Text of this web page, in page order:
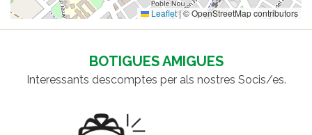
Leaflet |© OpenStreetMap contributors
BOTIGUES AMIGUES
Interessants descomptes per als nostres Socis/es.